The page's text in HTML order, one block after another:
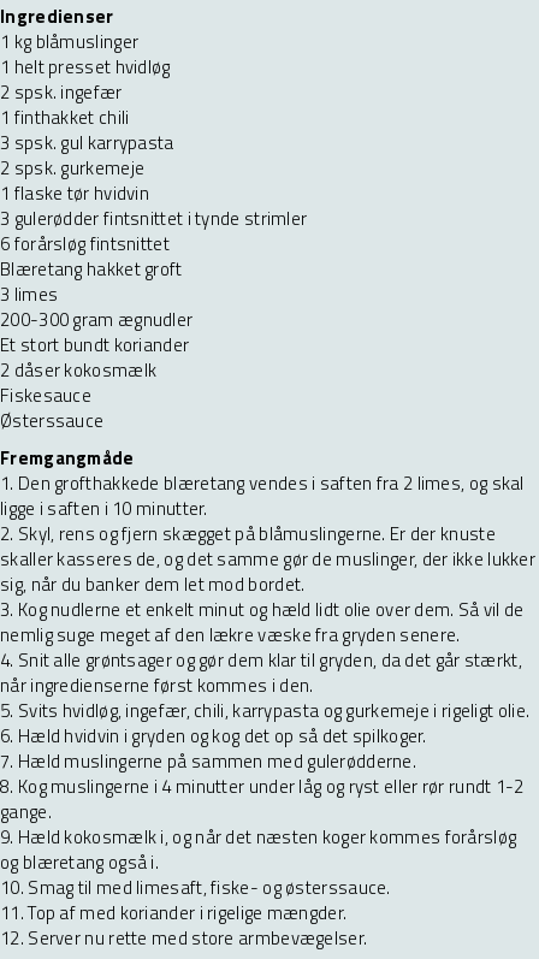
Ingredienser
1 kg blåmuslinger
1 helt presset hvidløg
2 spsk. ingefær
1 finthakket chili
3 spsk. gul karrypasta
2 spsk. gurkemeje
1 flaske tør hvidvin
3 gulerødder fintsnittet i tynde strimler
6 forårsløg fintsnittet
Blæretang hakket groft
3 limes
200-300 gram ægnudler
Et stort bundt koriander
2 dåser kokosmælk
Fiskesauce
Østerssauce
Fremgangmåde
1. Den grofthakkede blæretang vendes i saften fra 2 limes, og skal
ligge i saften i 10 minutter.
2. Skyl, rens og fjern skægget på blåmuslingerne. Er der knuste
skaller kasseres de, og det samme gør de muslinger, der ikke lukker
sig, når du banker dem let mod bordet.
3. Kog nudlerne et enkelt minut og hæld lidt olie over dem. Så vil de
nemlig suge meget af den lækre væske fra gryden senere.
4. Snit alle grøntsager og gør dem klar til gryden, da det går stærkt,
når ingredienserne først kommes i den.
5. Svits hvidløg, ingefær, chili, karrypasta og gurkemeje i rigeligt olie.
6. Hæld hvidvin i gryden og kog det op så det spilkoger.
7. Hæld muslingerne på sammen med gulerødderne.
8. Kog muslingerne i 4 minutter under låg og ryst eller rør rundt 1-2
gange.
9. Hæld kokosmælk i, og når det næsten koger kommes forårsløg
og blæretang også i.
10. Smag til med limesaft, fiske- og østerssauce.
11. Top af med koriander i rigelige mængder.
12. Server nu rette med store armbevægelser.